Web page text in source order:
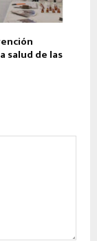
salud de las